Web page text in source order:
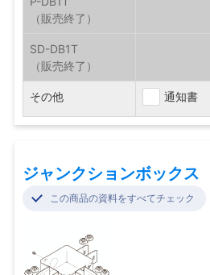
SD-DB1T
その他 通知書
ジャンクションボックス
この商品の資料をすべてチェック